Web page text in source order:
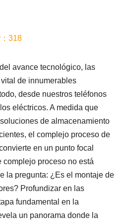
318
avance tecnológico, las
de innumerables
desde nuestros teléfonos
eléctricos. A medida que
de almacenamiento
el complejo proceso de
en un punto focal
complejo proceso no está
la pregunta: ¿Es el montaje de
Profundizar en las
fundamental en la
un panorama donde la